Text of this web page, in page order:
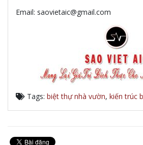
Email: saovietaic@gmail.com
Tags: biệt thự nhà vườn, kiến trúc